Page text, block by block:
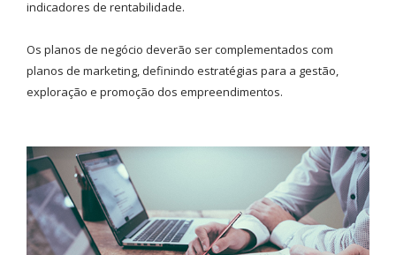
indicadores de rentabilidade.
Os planos de negócio deverão ser complementados com
planos de marketing, definindo estratégias para a gestão,
exploração e promoção dos empreendimentos.